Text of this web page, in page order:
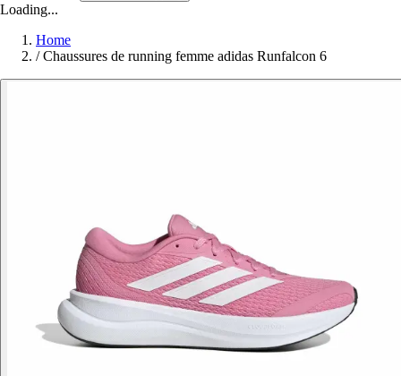
Loading...
Home
/ Chaussures de running femme adidas Runfalcon 6